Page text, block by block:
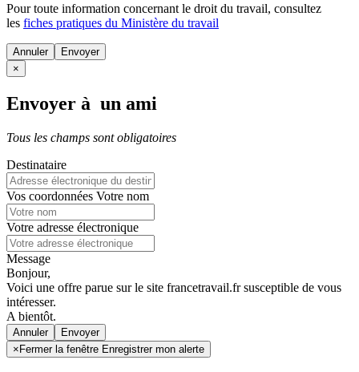
Pour toute information concernant le droit du travail, consultez
les fiches pratiques du Ministère du travail
Annuler
×
Envoyer à un ami
Tous les champs sont obligatoires
Destinataire
Vos coordonnées Votre nom
Votre adresse électronique
Message
Bonjour,
Voici une offre parue sur le site francetravail.fr susceptible de vous
intéresser.
A bientôt.
Annuler
× Fermer la fenêtre Enregistrer mon alerte